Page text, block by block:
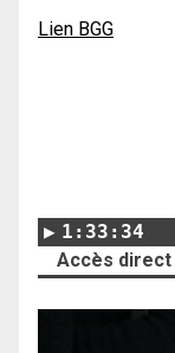
Lien BGG
1:33:34
Accès direct